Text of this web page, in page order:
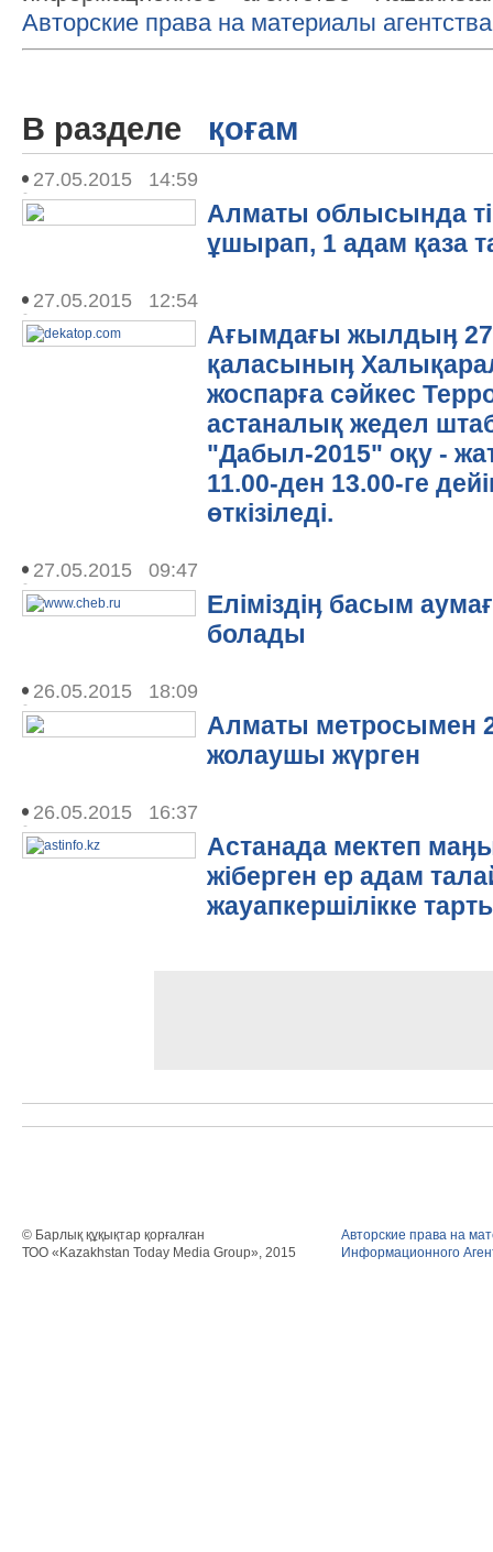
Авторские права на материалы
В разделе қоғам
27.05.2015 14:59
Алматы облысында
ұшырап, 1 адам қаза
27.05.2015 12:54
Ағымдағы жылдыӊ
қаласыныӊ
жоспарға сәйкес
астаналық жедел
"Дабыл-2015" оқу -
11.00-ден 13.00-ге
өткізіледі.
27.05.2015 09:47
Еліміздіӊ басым
болады
26.05.2015 18:09
Алматы метросымен
жолаушы жүрген
26.05.2015 16:37
Астанада мектеп
жіберген ер адам
жауапкершілікке
© Барлық құқықтар қорғалған
ТОО «Kazakhstan Today Media Group», 2015
Авторские права на
Информационного